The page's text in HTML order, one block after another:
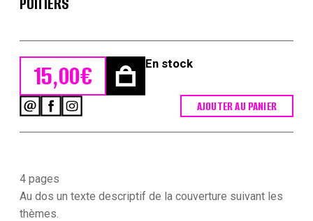
15,00€ En stock
Histoire
de
AJOUTER AU PANIER
4 pages
Au dos un texte descriptif de la couverture suivant les
thèmes.